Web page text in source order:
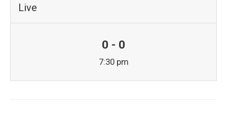
Live
0 - 0
7:30 pm